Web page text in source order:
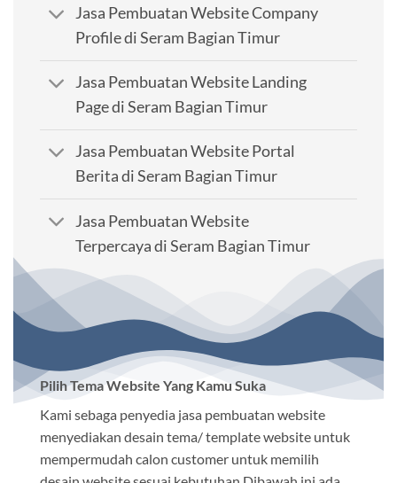
Jasa Pembuatan Website Company
Profile di Seram Bagian Timur
Jasa Pembuatan Website Landing
Page di Seram Bagian Timur
Jasa Pembuatan Website Portal
Berita di Seram Bagian Timur
Jasa Pembuatan Website
Terpercaya di Seram Bagian Timur
Pilih Tema Website Yang Kamu Suka
Kami sebaga penyedia jasa pembuatan website
menyediakan desain tema/ template website untuk
mempermudah calon customer untuk memilih